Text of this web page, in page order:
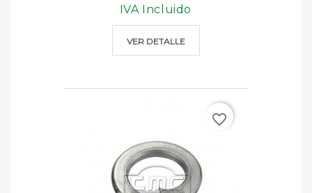
IVA Incluido
VER DETALLE
favorite_border